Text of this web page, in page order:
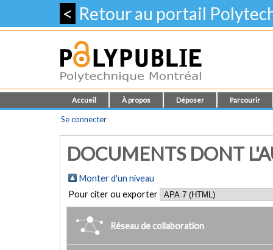
< Retour au portail
Accueil À propos Déposer Parcourir
Se connecter
DOCUMENTS DONT
Monter d'un niveau
Pour citer ou exporter
Réseau de collaboration